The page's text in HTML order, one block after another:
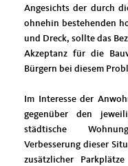
Angesichts der durch
ohnehin bestehenden
und Dreck, sollte das
Akzeptanz für die
Bürgern bei diesem
Im Interesse der
gegenüber den
städtische
Verbesserung dieser
zusätzlicher